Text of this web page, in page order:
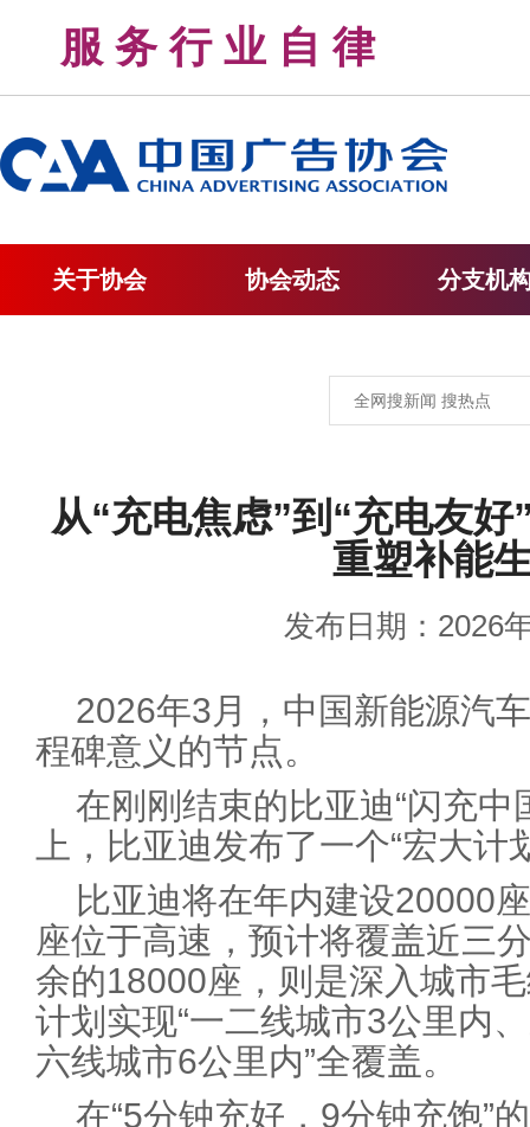
服 务 行 业 自 律
关于协会 协会动态 分支机
从“充电焦虑”到“充电友
重塑补能
发布日期：2026
2026年3月，中国新能源汽
程碑意义的节点。
在刚刚结束的比亚迪“闪充中
上，比亚迪发布了一个“宏大计
比亚迪将在年内建设20000
座位于高速，预计将覆盖近三
余的18000座，则是深入城市
计划实现“一二线城市3公里内
六线城市6公里内”全覆盖。
在“5分钟充好，9分钟充饱”